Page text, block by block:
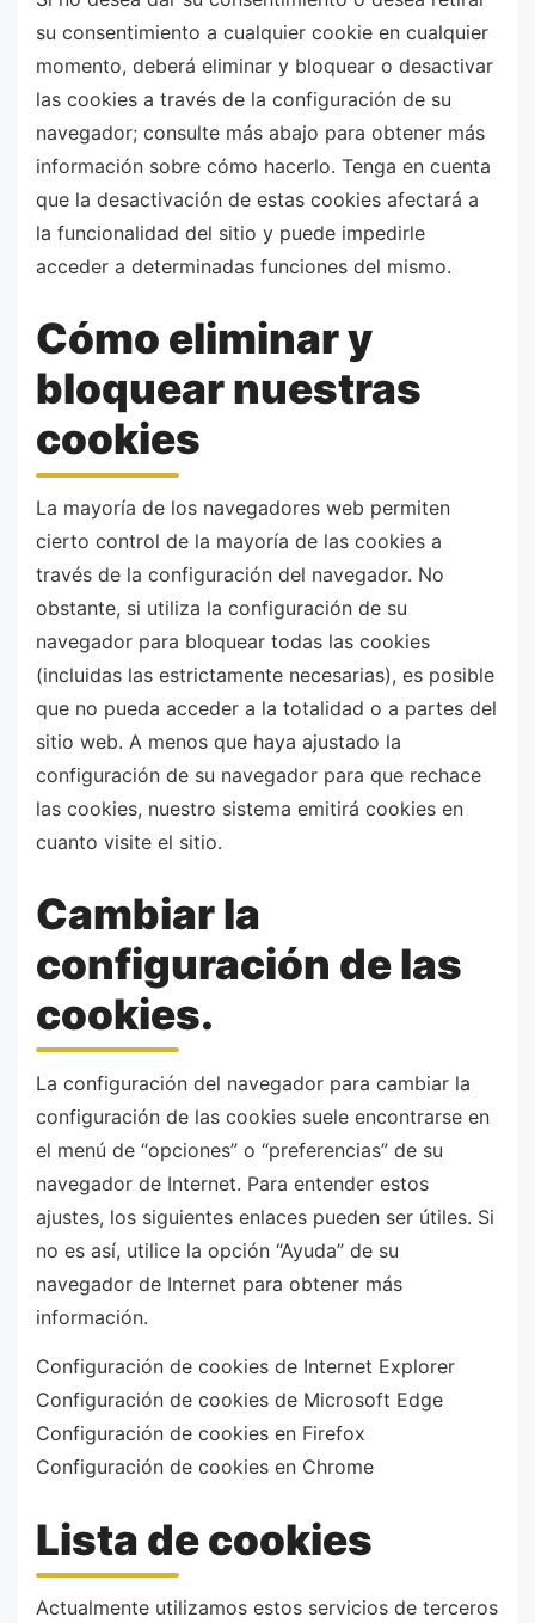
su consentimiento a cualquier cookie en cualquier
momento, deberá eliminar y bloquear o desactivar
las cookies a través de la configuración de su
navegador; consulte más abajo para obtener más
información sobre cómo hacerlo. Tenga en cuenta
que la desactivación de estas cookies afectará a
la funcionalidad del sitio y puede impedirle
acceder a determinadas funciones del mismo.
Cómo eliminar y
bloquear nuestras
cookies
La mayoría de los navegadores web permiten
cierto control de la mayoría de las cookies a
través de la configuración del navegador. No
obstante, si utiliza la configuración de su
navegador para bloquear todas las cookies
(incluidas las estrictamente necesarias), es posible
que no pueda acceder a la totalidad o a partes del
sitio web. A menos que haya ajustado la
configuración de su navegador para que rechace
las cookies, nuestro sistema emitirá cookies en
cuanto visite el sitio.
Cambiar la
configuración de las
cookies.
La configuración del navegador para cambiar la
configuración de las cookies suele encontrarse en
el menú de “opciones” o “preferencias” de su
navegador de Internet. Para entender estos
ajustes, los siguientes enlaces pueden ser útiles. Si
no es así, utilice la opción “Ayuda” de su
navegador de Internet para obtener más
información.
Configuración de cookies de Internet Explorer
Configuración de cookies de Microsoft Edge
Configuración de cookies en Firefox
Configuración de cookies en Chrome
Lista de cookies
Actualmente utilizamos estos servicios de terceros